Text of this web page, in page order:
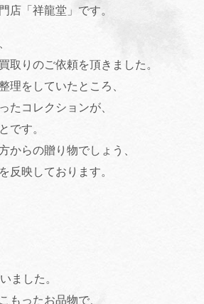
店「祥龍堂」です。
取りのご依頼を頂きました。
理をしていたところ、
たコレクションが、
です。
からの贈り物でしょう、
反映しております。
ました。
もったお品物で、